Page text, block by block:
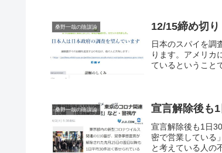
桑野一哉の陰謀論 12/15締め切
日本のスパイを調
ります。アメリカ
ているということ
桑野一哉の陰謀論 宣言解除後も
宣言解除後も1日
密で営業している
と考えている人の